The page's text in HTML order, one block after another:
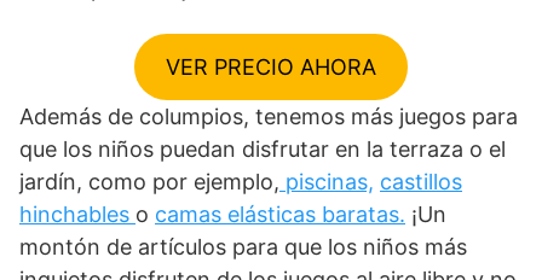
VER PRECIO AHORA
Además de columpios, tenemos más juegos para
que los niños puedan disfrutar en la terraza o el
jardín, como por ejemplo, piscinas, castillos
hinchables o camas elásticas baratas. ¡Un
montón de artículos para que los niños más